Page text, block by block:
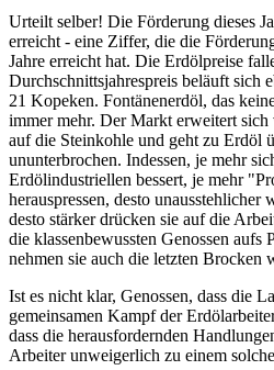
Urteilt selber! Die Förderung dieses
erreicht - eine Ziffer, die die
Jahre erreicht hat. Die Erdölpreise
Durchschnittsjahrespreis beläuft sich
21 Kopeken. Fontänenerdöl, das
immer mehr. Der Markt erweitert
auf die Steinkohle und geht zu Erdöl
ununterbrochen. Indessen, je mehr
Erdölindustriellen bessert, je mehr
herauspressen, desto unausstehlicher
desto stärker drücken sie auf die
die klassenbewussten Genossen aufs
nehmen sie auch die letzten Brocken
Ist es nicht klar, Genossen, dass die
gemeinsamen Kampf der
dass die herausfordernden
Arbeiter unweigerlich zu einem